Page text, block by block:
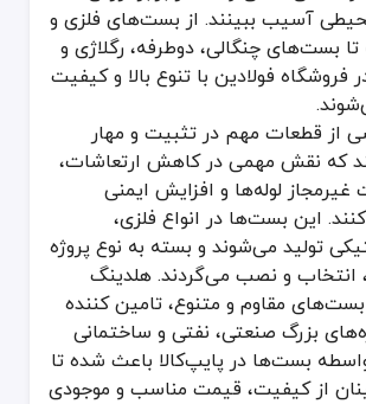
پلیمر)
لوله‌های قطور و فشار بالا
با ضخامت کم یا کابل‌کشی‌های سبک
(برای سیستم گرمایشی)
و رطوبت (برای سیستم فاضلابی یا آب سرد)
آسیب ببینند. از بست‌های فلزی و
بست‌های چنگالی، دوطرفه، رگلاژی و
فروشگاه فولادین با تنوع بالا و کیفیت
از قطعات مهم در تثبیت و مهار
که نقش مهمی در کاهش ارتعاشات،
لوله‌ها و افزایش ایمنی
این بست‌ها در انواع فلزی،
تولید می‌شوند و بسته به نوع پروژه
انتخاب و نصب می‌گردند. هلدینگ
بست‌های مقاوم و متنوع، تامین کننده
بزرگ صنعتی، نفتی و ساختمانی
بست‌ها در پایپ‌کالا باعث شده تا
از کیفیت، قیمت مناسب و موجودی